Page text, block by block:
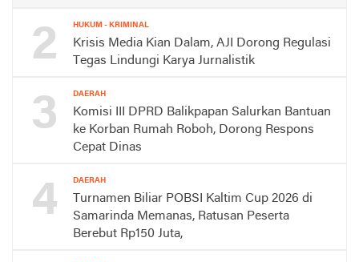
2 HUKUM - KRIMINAL
Krisis Media Kian Dalam, AJI Dorong Regulasi
Tegas Lindungi Karya Jurnalistik
3 DAERAH
Komisi III DPRD Balikpapan Salurkan Bantuan
ke Korban Rumah Roboh, Dorong Respons
Cepat Dinas
4 DAERAH
Turnamen Biliar POBSI Kaltim Cup 2026 di
Samarinda Memanas, Ratusan Peserta
Berebut Rp150 Juta,